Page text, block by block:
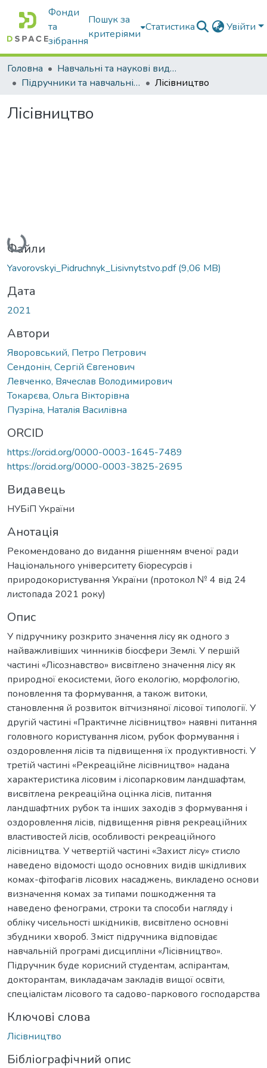
Фонди
та
зібрання
Пошук за
критеріями
Статистика Увійти
Головна
Навчальні та наукові видання
Підручники та навчальні посібники
Лісівництво
Лісівництво
Вантажиться...
Файли
Yavorovskyi_Pidruchnyk_Lisivnytstvo.pdf(9,06 MB)
Дата
2021
Автори
Яворовський, Петро Петрович
Сендонін, Сергій Євгенович
Левченко, Вячеслав Володимирович
Токарєва, Ольга Вікторівна
Пузріна, Наталія Василівна
ORCID
https://orcid.org/0000-0003-1645-7489
https://orcid.org/0000-0003-3825-2695
Видавець
НУБіП України
Анотація
Рекомендовано до видання рішенням вченої ради
Національного університету 6iopecypciв i
природокористування України (протокол № 4 від 24
листопада 2021 року)
Опис
У підручнику розкрито значення лісу як одного з
найважливіших чинників біосфери Землі. У першій
частині «Лісознавство» висвітлено значення лісу як
природної екосистеми, його екологію, морфологію,
поновлення та формування, а також витоки,
становлення й розвиток вітчизняної лісової типології. У
другій частині «Практичне лісівництво» наявні питання
головного користування лісом, рубок формування і
оздоровлення лісів та підвищення їх продуктивності. У
третій частині «Рекреаційне лісівництво» надана
характеристика лісовим і лісопарковим ландшафтам,
висвітлена рекреаційна оцінка лісів, питання
ландшафтних рубок та інших заходів з формування і
оздоровлення лісів, підвищення рівня рекреаційних
властивостей лісів, особливості рекреаційного
лісівництва. У четвертій частині «Захист лісу» стисло
наведено відомості щодо основних видів шкідливих
комах-фітофагів лісових насаджень, викладено основи
визначення комах за типами пошкодження та
наведено фенограми, строки та способи нагляду і
обліку чисельності шкідників, висвітлено основні
збудники хвороб. 3міст підручника відповідає
навчальній програмі дисципліни «Лісівництво».
Підручник буде корисний студентам, аспірантам,
докторантам, викладачам закладів вищої освіти,
спеціалістам лісового та садово-паркового господарства
Ключові слова
Лісівництво
Бібліографічний опис